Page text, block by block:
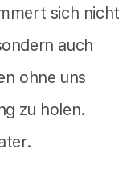
sich nicht
auch
ohne uns
zu holen.